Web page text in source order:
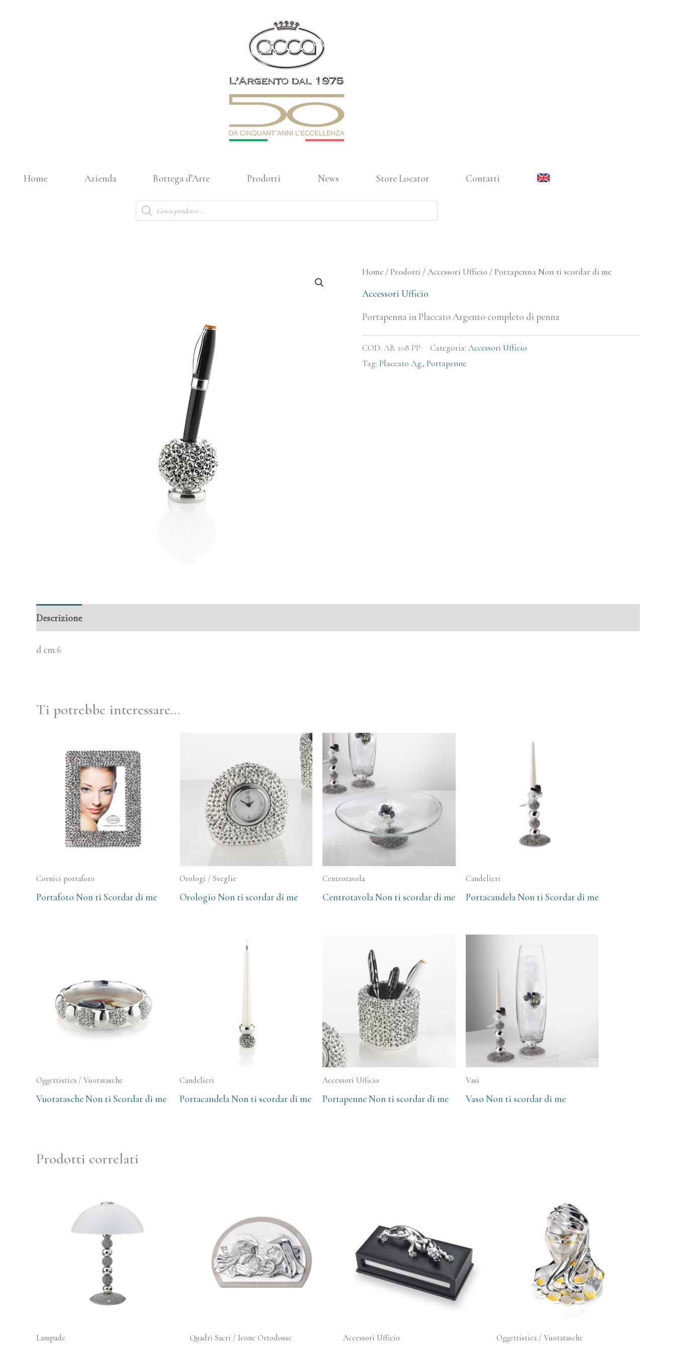
Home Azienda Bottega d’Arte Prodotti News Store Locator Contatti
Products
search
Home /Prodotti /Accessori Ufficio / Portapenna Non ti scordar di me
Accessori Ufficio
Portapenna in Placcato Argento completo di penna
COD: AR 108 PP Categoria: Accessori Ufficio
Tag: Placcato Ag., Portapenne
Descrizione
d cm.6
Ti potrebbe interessare…
Cornici portafoto
Portafoto Non ti Scordar di me
Orologi / Sveglie
Orologio Non ti scordar di me
Centrotavola
Centrotavola Non ti scordar di me
Candelieri
Portacandela Non ti Scordar di me
Oggettistica / Vuotatasche
Vuotatasche Non ti Scordar di me
Candelieri
Portacandela Non ti scordar di me
Accessori Ufficio
Portapenne Non ti scordar di me
Vasi
Vaso Non ti scordar di me
Prodotti correlati
Lampade Quadri Sacri / Icone Ortodosse Accessori Ufficio Oggettistica / Vuotatasche